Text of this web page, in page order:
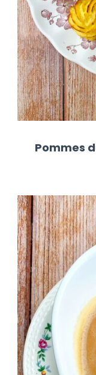
Pommes